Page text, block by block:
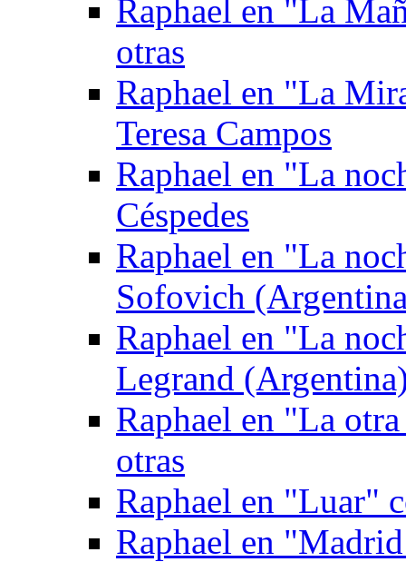
Raphael en "La
otras
Raphael en "La
Teresa Campos
Raphael en "La
Céspedes
Raphael en "La
Sofovich
Raphael en "La
Legrand
Raphael en "La
otras
Raphael en "Luar"
Raphael en